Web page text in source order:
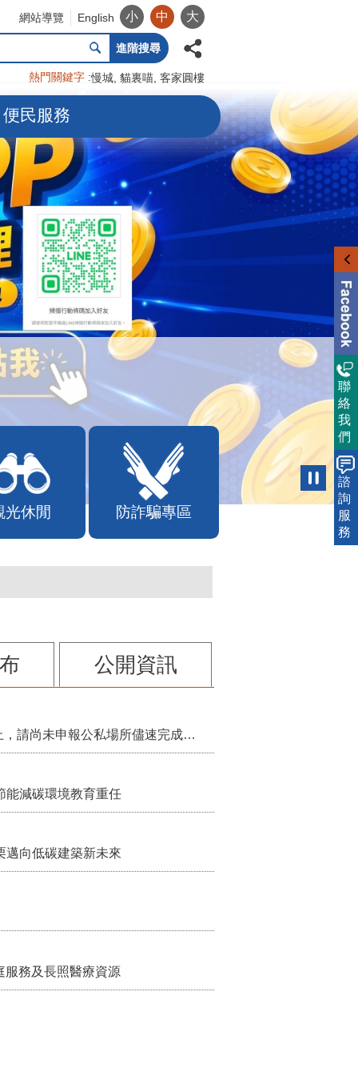
網站導覽 English 小 中 大
進階搜尋
熱門關鍵字 慢城 貓裏喵 客家圓樓
便民服務
光休閒 防詐騙專區
公開資訊
115年第2季固定源空污費申報已於7月底截止，請尚未申報公私場所儘速完成申繳，以免面臨滯納金及罰鍰!
減碳環境教育重任
向低碳建築新未來
服務及長照醫療資源
聯
絡
我
們
諮
詢
服
務